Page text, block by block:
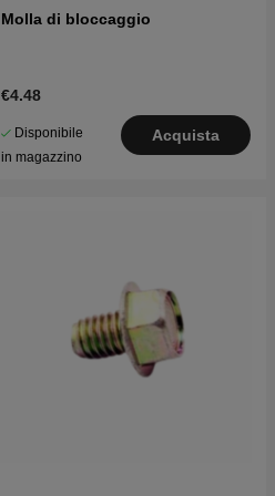
Molla di bloccaggio
€4.48
Disponibile
in magazzino
Acquista